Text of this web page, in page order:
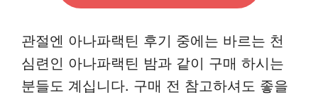
관절엔 아나파랙틴 후기 중에는 바르는 천
심련인 아나파랙틴 밤과 같이 구매 하시는
분들도 계십니다. 구매 전 참고하셔도 좋을